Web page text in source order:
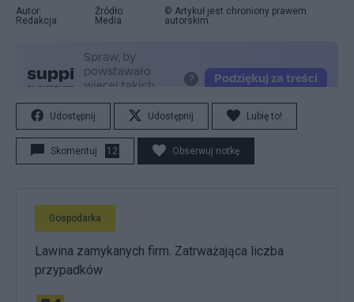
Autor:
Redakcja
Źródło:
Media
© Artykuł jest chroniony prawem
autorskim.
Udostępnij Udostępnij Lubię to!
Skomentuj 12 Obserwuj notkę
Gospodarka
Lawina zamykanych firm. Zatrważająca liczba
przypadków